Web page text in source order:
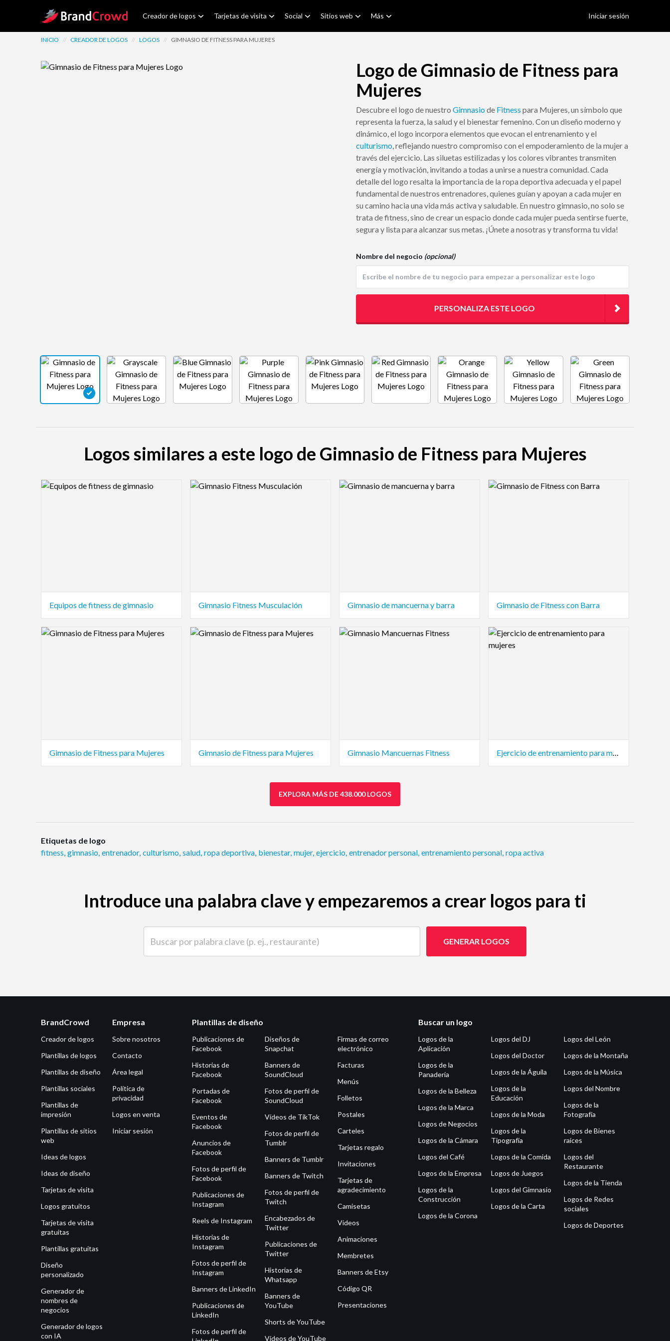
Site Logo Creador de logos Tarjetas de visita Social Sitios web Más Iniciar sesión
INICIO // CREADOR DE LOGOS // LOGOS // GIMNASIO DE FITNESS PARA MUJERES
Logo de Gimnasio de Fitness para
Mujeres
Descubre el logo de nuestro Gimnasiode Fitness para Mujeres, un símbolo que
representa la fuerza, la salud y el bienestar femenino. Con un diseño moderno y
dinámico, el logo incorpora elementos que evocan el entrenamiento y el
culturismo, reflejando nuestro compromiso con el empoderamiento de la mujer a
través del ejercicio. Las siluetas estilizadas y los colores vibrantes transmiten
energía y motivación, invitando a todas a unirse a nuestra comunidad. Cada
detalle del logo resalta la importancia de la ropa deportiva adecuada y el papel
fundamental de nuestros entrenadores, quienes guían y apoyan a cada mujer en
su camino hacia una vida más activa y saludable. En nuestro gimnasio, no solo se
trata de fitness, sino de crear un espacio donde cada mujer pueda sentirse fuerte,
segura y lista para alcanzar sus metas. ¡Únete a nosotras y transforma tu vida!
Nombre del negocio (opcional)
PERSONALIZA ESTE LOGO
Logos similares a este logo de Gimnasio de Fitness para Mujeres
Logo Preview Image
Equipos de fitness de gimnasio
Logo Preview Image
Gimnasio Fitness Musculación
Logo Preview Image
Gimnasio de mancuerna y barra
Logo Preview Image
Gimnasio de Fitness con Barra
Logo Preview Image
Gimnasio de Fitness para Mujeres
Logo Preview Image
Gimnasio de Fitness para Mujeres
Logo Preview Image
Gimnasio Mancuernas Fitness
Logo Preview Image
Ejercicio de entrenamiento para mujeres
EXPLORA MÁS DE 438.000 LOGOS
Etiquetas de logo
fitness, gimnasio, entrenador, culturismo, salud, ropa deportiva, bienestar, mujer, ejercicio, entrenador personal, entrenamiento personal, ropa activa
Introduce una palabra clave y empezaremos a crear logos para ti
GENERAR LOGOS
BrandCrowd
Creador de logos
Plantillas de logos
Plantillas de diseño
Plantillas sociales
Plantillas de
impresión
Plantillas de sitios
web
Ideas de logos
Ideas de diseño
Tarjetas de visita
Logos gratuitos
Tarjetas de visita
gratuitas
Plantillas gratuitas
Diseño
personalizado
Generador de
nombres de
negocios
Generador de logos
con IA
Empresa
Sobre nosotros
Contacto
Área legal
Política de
privacidad
Logos en venta
Iniciar sesión
Plantillas de diseño
Publicaciones de
Facebook
Historias de
Facebook
Portadas de
Facebook
Eventos de
Facebook
Anuncios de
Facebook
Fotos de perfil de
Facebook
Publicaciones de
Instagram
Reels de Instagram
Historias de
Instagram
Fotos de perfil de
Instagram
Banners de LinkedIn
Publicaciones de
LinkedIn
Fotos de perfil de
Diseños de
Snapchat
Banners de
SoundCloud
Fotos de perfil de
SoundCloud
Vídeos de TikTok
Fotos de perfil de
Tumblr
Banners de Tumblr
Banners de Twitch
Fotos de perfil de
Twitch
Encabezados de
Twitter
Publicaciones de
Twitter
Historias de
Whatsapp
Banners de
YouTube
Shorts de YouTube
Vídeos de YouTube
Firmas de correo
electrónico
Facturas
Menús
Folletos
Postales
Carteles
Tarjetas regalo
Invitaciones
Tarjetas de
agradecimiento
Camisetas
Vídeos
Animaciones
Membretes
Banners de Etsy
Código QR
Presentaciones
Buscar un logo
Logos de la
Aplicación
Logos de la
Panadería
Logos de la Belleza
Logos de la Marca
Logos de Negocios
Logos de la Cámara
Logos del Café
Logos de la Empresa
Logos de la
Construcción
Logos de la Corona
Logos del DJ
Logos del Doctor
Logos de la Águila
Logos de la
Educación
Logos de la Moda
Logos de la
Tipografía
Logos de la Comida
Logos de Juegos
Logos del Gimnasio
Logos de la Carta
Logos del León
Logos de la Montaña
Logos de la Música
Logos del Nombre
Logos de la
Fotografía
Logos de Bienes
raíces
Logos del
Restaurante
Logos de la Tienda
Logos de Redes
sociales
Logos de Deportes